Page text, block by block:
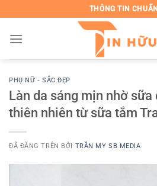
đến
nội
THÔNG TIN
PHỤ NỮ - SẮC ĐẸP
Làn da sáng mịn nhờ sữa
thiên nhiên từ sữa tắm
ĐÃ ĐĂNG TRÊN BỞI TRẦN MY SB MEDIA